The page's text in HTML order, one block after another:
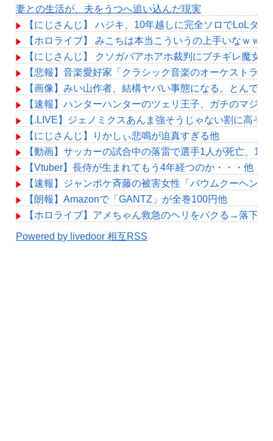
妻との生活が、夫をうつへ追い込んだ現実
【にじさんじ】 ハジキ、10年越しに完全ソロでLoLダ
【ホロライブ】 みこちは本当こういうの上手いなｗｗｗ
【にじさんじ】 クソガバアホアホ裁判にブチギレ魔女
【悲報】音楽愛好家「クラシック音楽のオーケストラ
【画像】みい山作者、結構ヤバい事態になる。とんで
【速報】ハンターハンターのツェリ王子、ガチのマジで
【.LIVE】ジェノミクスあんま強そうじゃない割に高そ
【にじさんじ】りかしぃ悲鳴が迫真すぎる他
【動画】サッカーの試合中の落雷で選手1人が死亡、12
【Vtuber】長侍が生まれてもう4年経つのか・・・他
【速報】ジャンポケ斉藤の被害女性「バウムクーヘン
【朗報】Amazonで「GANTZ」が全巻100円他
【ホロライブ】アメちゃん救急のヘリをパクる→落下【
Powered by livedoor 相互RSS